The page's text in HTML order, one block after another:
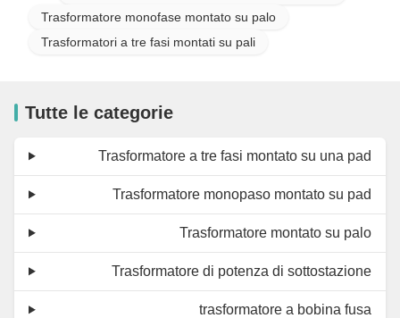
Trasformatore monofase montato su palo
Trasformatori a tre fasi montati su pali
Tutte le categorie
Trasformatore a tre fasi montato su una pad
Trasformatore monopaso montato su pad
Trasformatore montato su palo
Trasformatore di potenza di sottostazione
trasformatore a bobina fusa